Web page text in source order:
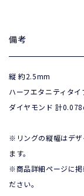
備考
縦 約2.5mm
ハーフエタニティタ
ダイヤモンド 計
※リングの縦幅はデザ
ます。
※商品詳細ページに掲
ださい。